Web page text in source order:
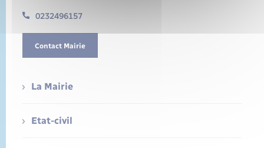
0232496157
Contact Mairie
La Mairie
Etat-civil